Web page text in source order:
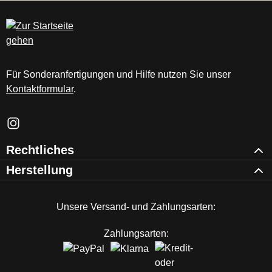
Für Sonderanfertigungen und Hilfe nutzen Sie unser
Kontaktformular.
Schau auf Instagram vorbei – öffnet in neuem Tab (externer
Rechtliches
Herstellung
Unsere Versand- und Zahlungsarten:
Zahlungsarten: